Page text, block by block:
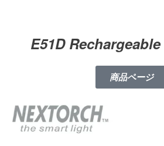
E51D
商品ページ